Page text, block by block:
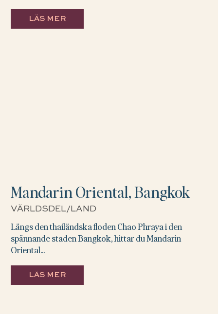
LÄS MER
Mandarin Oriental, Bangkok
VÄRLDSDEL/LAND
Längs den thailändska floden Chao Phraya i den
spännande staden Bangkok, hittar du Mandarin
Oriental...
LÄS MER